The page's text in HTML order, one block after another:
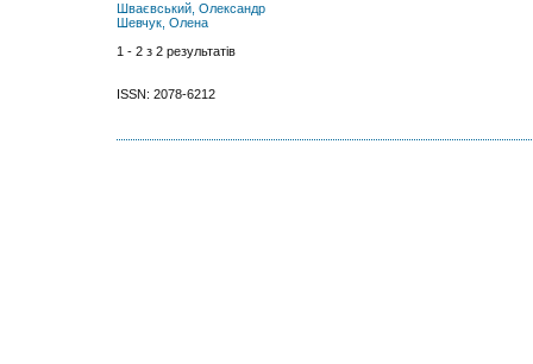
Шваєвський, Олександр
Шевчук, Олена
1 - 2 з 2 результатів
ISSN: 2078-6212